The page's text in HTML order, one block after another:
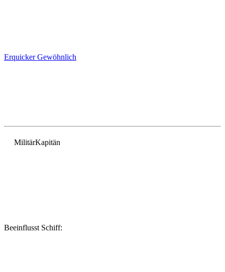
Erquicker Gewöhnlich
MilitärKapitän
Beeinflusst Schiff: